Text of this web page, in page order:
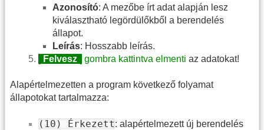
Azonosító: A mezőbe írt adat alapján lesz
kiválasztható legördülőkből a berendelés
állapot.
Leírás: Hosszabb leírás.
Felvesz gombra kattintva elmenti az adatokat!
Alapértelmezetten a program következő folyamat
állapotokat tartalmazza:
(10) Érkezett: alapértelmezett új berendelés